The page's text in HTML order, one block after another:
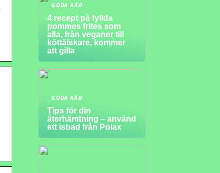
GODA RÅD
4 recept på fyllda
pommes frites som
alla, från veganer till
köttälskare, kommer
att gilla
GODA RÅD
Tips för din
återhämtning – använd
ett isbad från Polax